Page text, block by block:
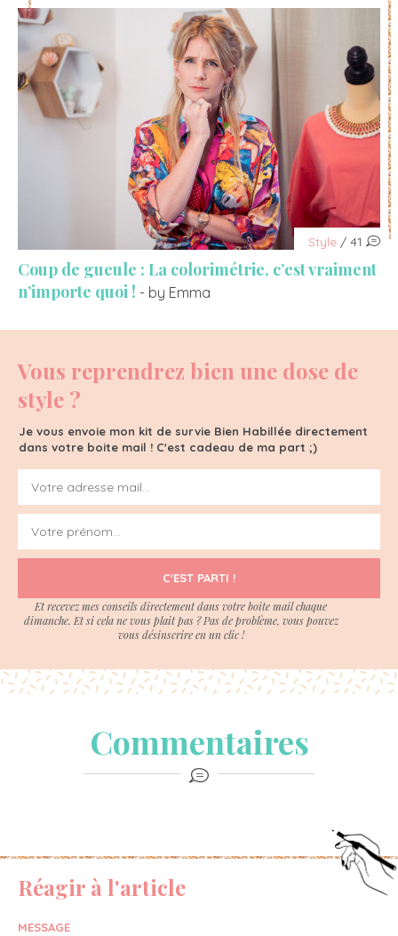
Style / 41
Coup de gueule : La colorimétrie, c’est vraiment
n’importe quoi ! - by Emma
Vous reprendrez bien une dose de
style ?
Je vous envoie mon kit de survie Bien Habillée directement
dans votre boite mail ! C'est cadeau de ma part ;)
C'EST PARTI !
Et recevez mes conseils directement dans votre boite mail chaque
dimanche. Et si cela ne vous plait pas ? Pas de problème, vous pouvez
vous désinscrire en un clic !
Commentaires
Réagir à l'article
MESSAGE